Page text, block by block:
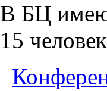
В БЦ
15